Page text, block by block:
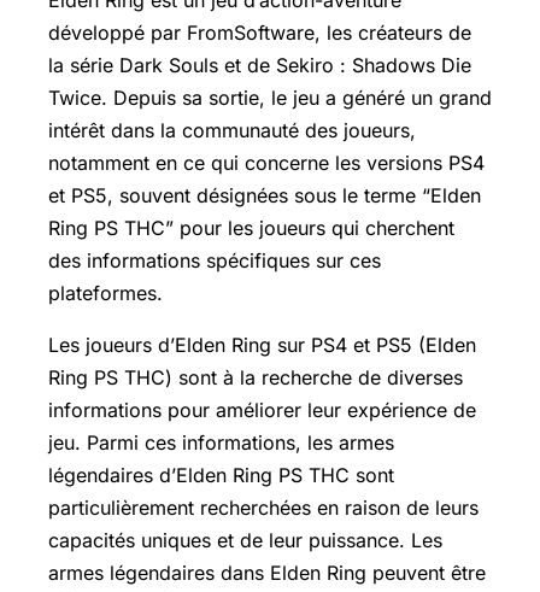
développé par FromSoftware, les créateurs de
la série Dark Souls et de Sekiro : Shadows Die
Twice. Depuis sa sortie, le jeu a généré un grand
intérêt dans la communauté des joueurs,
notamment en ce qui concerne les versions PS4
et PS5, souvent désignées sous le terme “Elden
Ring PS THC” pour les joueurs qui cherchent
des informations spécifiques sur ces
plateformes.
Les joueurs d’Elden Ring sur PS4 et PS5 (Elden
Ring PS THC) sont à la recherche de diverses
informations pour améliorer leur expérience de
jeu. Parmi ces informations, les armes
légendaires d’Elden Ring PS THC sont
particulièrement recherchées en raison de leurs
capacités uniques et de leur puissance. Les
armes légendaires dans Elden Ring peuvent être